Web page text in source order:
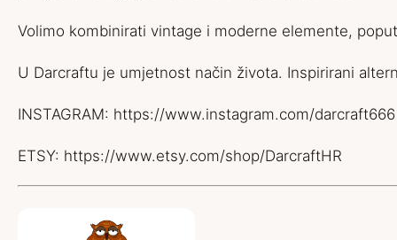
Volimo kombinirati vintage i moderne elemente,
U Darcraftu je umjetnost način života. Inspirirani
INSTAGRAM: https://www.instagram.com/darcraft666
ETSY: https://www.etsy.com/shop/DarcraftHR